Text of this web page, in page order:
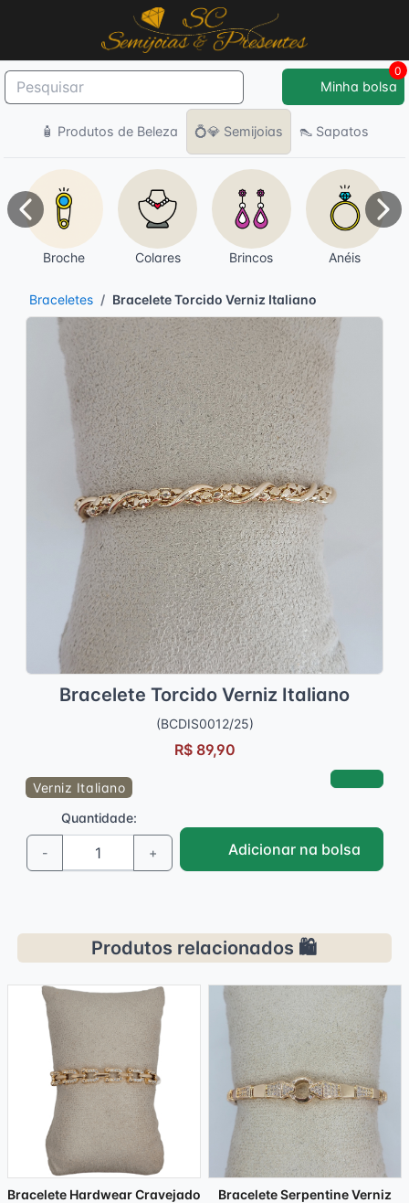
🧴 Produtos de Beleza 💍💎 Semijoias 👠 Sapatos
Minha bolsa
0
Broche Colares Brincos Anéis
Anterior
Braceletes Bracelete Torcido Verniz Italiano
Bracelete Torcido Verniz Italiano
(BCDIS0012/25)
R$ 89,90
Verniz Italiano
Quantidade:
- + Adicionar na bolsa
Produtos relacionados 🛍️
Bracelete Hardwear Cravejado
Bracelete Serpentine Verniz